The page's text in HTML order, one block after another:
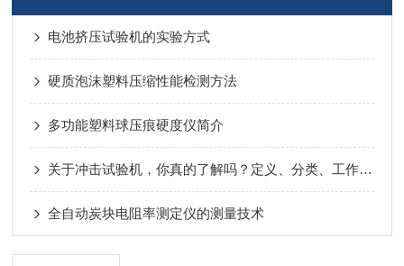
电池挤压试验机的实验方式
硬质泡沫塑料压缩性能检测方法
多功能塑料球压痕硬度仪简介
关于冲击试验机，你真的了解吗？定义、分类、工作原理
全自动炭块电阻率测定仪的测量技术